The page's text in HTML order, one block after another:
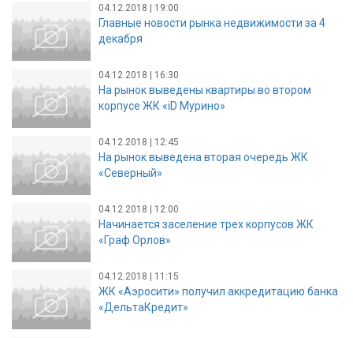
04.12.2018 | 19:00
Главные новости рынка недвижимости за 4
декабря
04.12.2018 | 16:30
На рынок выведены квартиры во втором
корпусе ЖК «iD Мурино»
04.12.2018 | 12:45
На рынок выведена вторая очередь ЖК
«Северный»
04.12.2018 | 12:00
Начинается заселение трех корпусов ЖК
«Граф Орлов»
04.12.2018 | 11:15
ЖК «Аэросити» получил аккредитацию банка
«ДельтаКредит»